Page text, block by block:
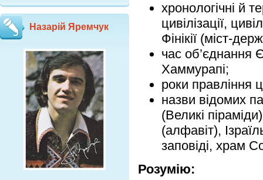
Назарій Яремчук
хронологічні й
цивілізації,
Фінікії (міст-
час об’єднання
Хаммурапі;
роки правління
назви відомих
(Великі
(алфавіт),
заповіді, храм
Розумію: